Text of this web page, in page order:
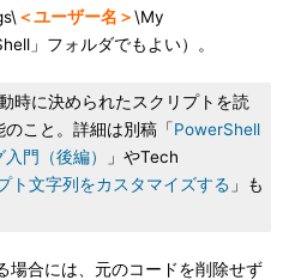
＜ユーザー名＞\My
」フォルダでもよい）。
時に決められたスクリプトを読
こと。詳細は別稿「PowerShell
門（後編）
」やTech
ト文字列をカスタマイズする 」も
合には、元のコードを削除せず